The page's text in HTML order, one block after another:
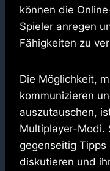
können die
Spieler anregen
Fähigkeiten zu
Die Möglichkeit,
kommunizieren
auszutauschen,
Multiplayer-Modi.
gegenseitig
diskutieren und